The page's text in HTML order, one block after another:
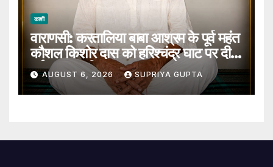
काशी
वाराणसी: करतालिया बाबा आश्रम के पूर्व महंत
कौशल किशोर दास को हरिश्चंद्र घाट पर दी
गई जल समाधि
AUGUST 6, 2026 SUPRIYA GUPTA